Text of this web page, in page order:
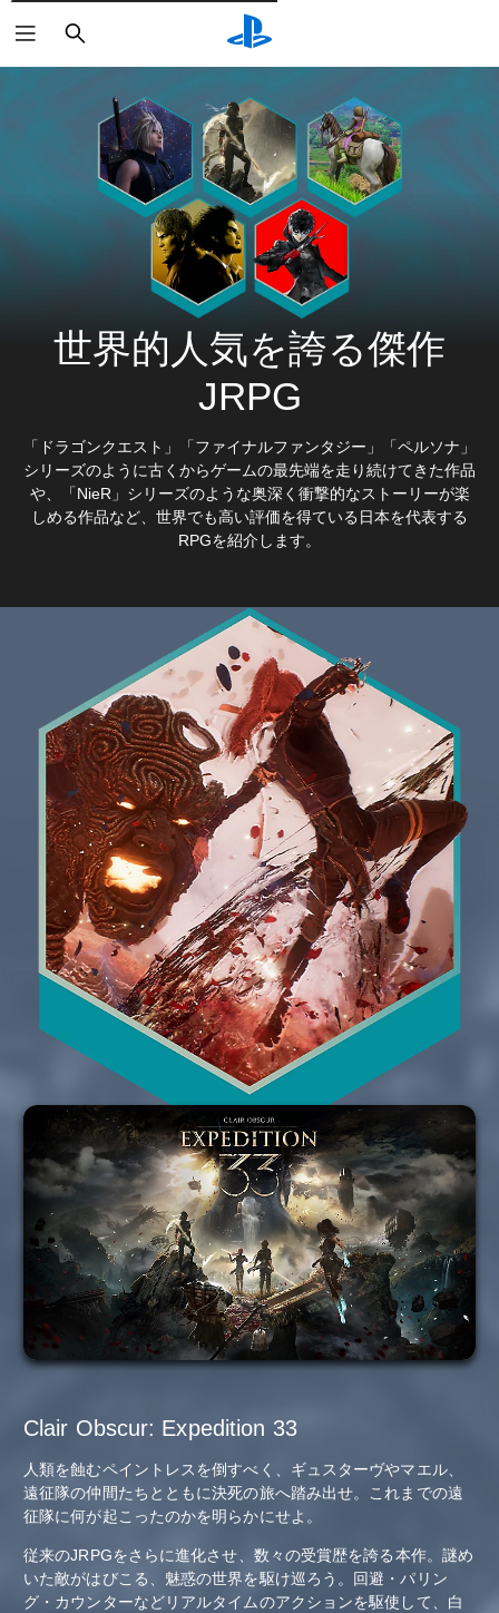
検
索
世界的人気を誇る傑作
JRPG
「ドラゴンクエスト」「ファイナルファンタジー」「ペルソナ」
シリーズのように古くからゲームの最先端を走り続けてきた作品
や、「NieR」シリーズのような奥深く衝撃的なストーリーが楽
しめる作品など、世界でも高い評価を得ている日本を代表する
RPGを紹介します。
Clair Obscur: Expedition 33
人類を蝕むペイントレスを倒すべく、ギュスターヴやマエル、
遠征隊の仲間たちとともに決死の旅へ踏み出せ。これまでの遠
征隊に何が起こったのかを明らかにせよ。
従来のJRPGをさらに進化させ、数々の受賞歴を誇る本作。謎め
いた敵がはびこる、魅惑の世界を駆け巡ろう。回避・パリン
グ・カウンターなどリアルタイムのアクションを駆使して、白